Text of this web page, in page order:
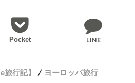
Pocket LINE
行記】
ヨーロッパ旅行